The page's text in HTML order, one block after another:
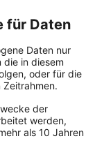
für Daten
Daten nur
in diesem
oder für die
der
werden,
als 10 Jahren